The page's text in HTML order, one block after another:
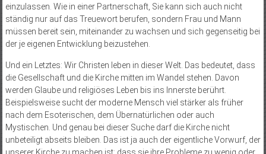
einzulassen. Wie in einer Partnerschaft, Sie kann sich auch nicht
ständig nur auf das Treuewort berufen, sondern Frau und Mann
müssen bereit sein, miteinander zu wachsen und sich gegenseitig bei
der je eigenen Entwicklung beizustehen.
Und ein Letztes: Wir Christen leben in dieser Welt. Das bedeutet, dass
die Gesellschaft und die Kirche mitten im Wandel stehen. Davon
werden Glaube und religiöses Leben bis ins Innerste berührt.
Beispielsweise sucht der moderne Mensch viel stärker als früher
nach dem Esoterischen, dem Übernatürlichen oder auch
Mystischen. Und genau bei dieser Suche darf die Kirche nicht
unbeteiligt abseits bleiben. Das ist ja auch der eigentliche Vorwurf, der